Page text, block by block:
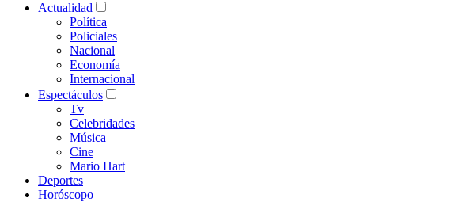
Actualidad
Política
Policiales
Nacional
Economía
Internacional
Espectáculos
Tv
Celebridades
Música
Cine
Mario Hart
Deportes
Horóscopo